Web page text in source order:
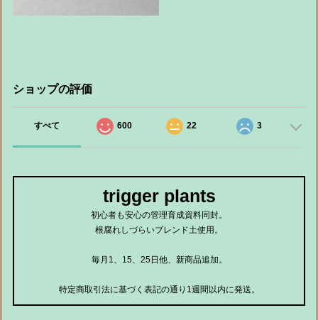
ショップの評価
すべて 600 22 3
trigger plants
初心者も安心の管理育成資料同封。
根腐れしづらいブレンド土使用。
毎月1、15、25日他、新商品追加。
特定商取引法に基づく表記の通り1週間以内に発送。